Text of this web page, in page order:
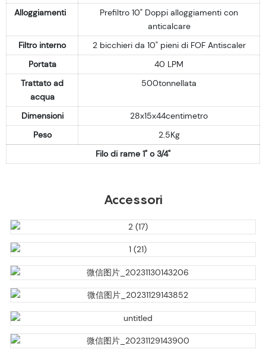
Alloggiamenti
Prefiltro 10" Doppi alloggiamenti con
anticalcare
Filtro interno
2 bicchieri da 10" pieni di FOF Antiscaler
Portata
40 LPM
Trattato ad
acqua
500tonnellata
Dimensioni
28x15x44centimetro
Peso
2.5Kg
Filo di rame 1" o 3/4"
Accessori